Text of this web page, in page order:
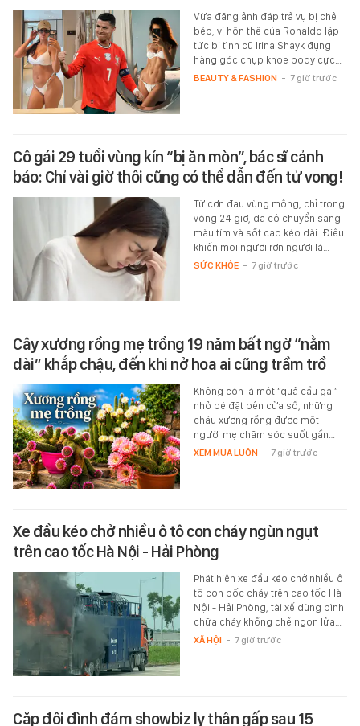
Vừa đăng ảnh đáp trả vụ bị chê
béo, vị hôn thê của Ronaldo lập
tức bị tình cũ Irina Shayk đụng
hàng góc chụp khoe body cực…
BEAUTY & FASHION - 7 giờ trước
Cô gái 29 tuổi vùng kín “bị ăn mòn”, bác sĩ cảnh
báo: Chỉ vài giờ thôi cũng có thể dẫn đến tử vong!
Từ cơn đau vùng mông, chỉ trong
vòng 24 giờ, da cô chuyển sang
màu tím và sốt cao kéo dài. Điều
khiến mọi người rợn người là…
SỨC KHỎE - 7 giờ trước
Cây xương rồng mẹ trồng 19 năm bất ngờ “nằm
dài” khắp chậu, đến khi nở hoa ai cũng trầm trồ
Không còn là một “quả cầu gai”
nhỏ bé đặt bên cửa sổ, những
chậu xương rồng được một
người mẹ chăm sóc suốt gần…
XEM MUA LUÔN - 7 giờ trước
Xe đầu kéo chở nhiều ô tô con cháy ngùn ngụt
trên cao tốc Hà Nội - Hải Phòng
Phát hiện xe đầu kéo chở nhiều ô
tô con bốc cháy trên cao tốc Hà
Nội - Hải Phòng, tài xế dùng bình
chữa cháy khống chế ngọn lửa…
XÃ HỘI - 7 giờ trước
Cặp đôi đình đám showbiz ly thân gấp sau 15